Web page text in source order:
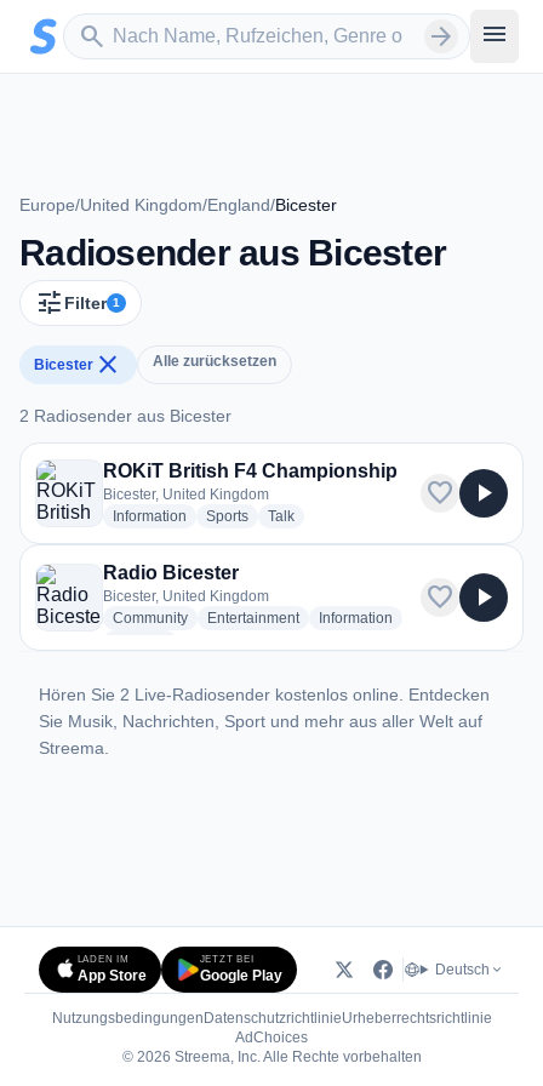
Zum Hauptinhalt springen
search
Sender suchen arrow_forward menu
Europe/United Kingdom/England/Bicester
Radiosender aus Bicester
tune Filter 1
Bicester close Alle zurücksetzen
2 Radiosender aus Bicester
2 Radiosender aus Bicester
ROKiT British F4 Championship
Bicester, United Kingdom
Information radio stations
Sportsradio stations
Talkradio stations
favorite play_arrow
Radio Bicester
Bicester, United Kingdom
Communityradio stations
Entertainmentradio stations
Information radio stations
favorite play_arrow
Hören Sie 2 Live-Radiosender kostenlos online. Entdecken
Sie Musik, Nachrichten, Sport und mehr aus aller Welt auf
Streema.
LADEN IM
App Store
JETZT BEI
Google Play Deutsch
Nutzungsbedingungen DatenschutzrichtlinieUrheberrechtsrichtlinie
AdChoices(öffnet in neuem Tab)
© 2026 Streema, Inc. Alle Rechte vorbehalten